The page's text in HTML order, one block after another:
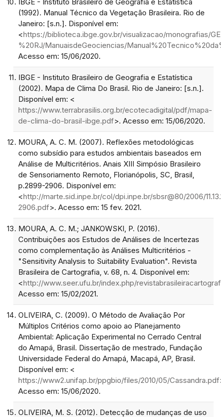
(1992). Manual Técnico da Vegetação Brasileira. Rio de
Janeiro: [s.n.]. Disponível em:
<https://biblioteca.ibge.gov.br/visualizacao/monografias/
%20RJ/ManuaisdeGeociencias/
Acesso em: 15/06/2020.
IBGE - Instituto Brasileiro de Geografia e Estatística
(2002). Mapa de Clima Do Brasil. Rio de Janeiro: [s.n.].
Disponível em: <
https://www.terrabrasilis.org.br/ecotecadigital/pdf/mapa-
de-clima-do-brasil-ibge.pdf>. Acesso em: 15/06/2020.
MOURA, A. C. M. (2007). Reflexões metodológicas
como subsídio para estudos ambientais baseados em
Análise de Multicritérios. Anais XIII Simpósio Brasileiro
de Sensoriamento Remoto, Florianópolis, SC, Brasil,
p.2899-2906. Disponível em:
<http://marte.sid.inpe.br/col/dpi.inpe.br/sbsr@80/2006/
2906.pdf>. Acesso em: 15 fev. 2021.
MOURA, A. C. M.; JANKOWSKI, P. (2016).
Contribuições aos Estudos de Análises de Incertezas
como complementação às Análises Multicritérios -
"Sensitivity Analysis to Suitability Evaluation". Revista
Brasileira de Cartografia, v. 68, n. 4. Disponível em:
<http://www.seer.ufu.br/index.php/
Acesso em: 15/02/2021.
OLIVEIRA, C. (2009). O Método de Avaliação Por
Múltiplos Critérios como apoio ao Planejamento
Ambiental: Aplicação Experimental no Cerrado Central
do Amapá, Brasil. Dissertação de mestrado, Fundação
Universidade Federal do Amapá, Macapá, AP, Brasil.
Disponível em: <
https://www2.unifap.br/ppgbio/files/2010/05/Cassandra.pdf
Acesso em: 15/06/2020.
OLIVEIRA, M. S. (2012). Detecção de mudanças de uso